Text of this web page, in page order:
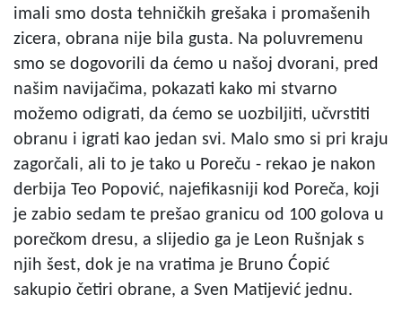
imali smo dosta tehničkih grešaka i promašenih
zicera, obrana nije bila gusta. Na poluvremenu
smo se dogovorili da ćemo u našoj dvorani, pred
našim navijačima, pokazati kako mi stvarno
možemo odigrati, da ćemo se uozbiljiti, učvrstiti
obranu i igrati kao jedan svi. Malo smo si pri kraju
zagorčali, ali to je tako u Poreču - rekao je nakon
derbija Teo Popović, najefikasniji kod Poreča, koji
je zabio sedam te prešao granicu od 100 golova u
porečkom dresu, a slijedio ga je Leon Rušnjak s
njih šest, dok je na vratima je Bruno Ćopić
sakupio četiri obrane, a Sven Matijević jednu.